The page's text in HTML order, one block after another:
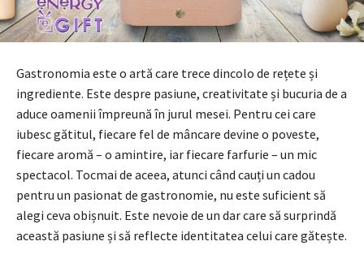
Gastronomia este o artă care trece dincolo de rețete și
ingrediente. Este despre pasiune, creativitate și bucuria de a
aduce oamenii împreună în jurul mesei. Pentru cei care
iubesc gătitul, fiecare fel de mâncare devine o poveste,
fiecare aromă – o amintire, iar fiecare farfurie – un mic
spectacol. Tocmai de aceea, atunci când cauți un cadou
pentru un pasionat de gastronomie, nu este suficient să
alegi ceva obișnuit. Este nevoie de un dar care să surprindă
această pasiune și să reflecte identitatea celui care gătește.